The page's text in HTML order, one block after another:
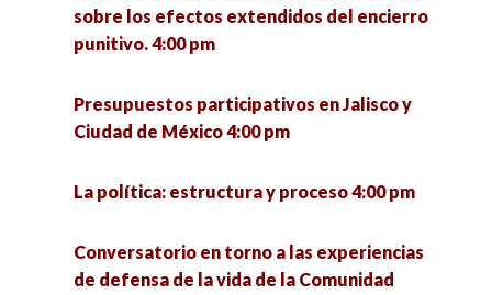
sobre los efectos extendidos del encierro
punitivo. 4:00 pm
Presupuestos participativos en Jalisco y
Ciudad de México 4:00 pm
La política: estructura y proceso 4:00 pm
Conversatorio en torno a las experiencias
de defensa de la vida de la Comunidad